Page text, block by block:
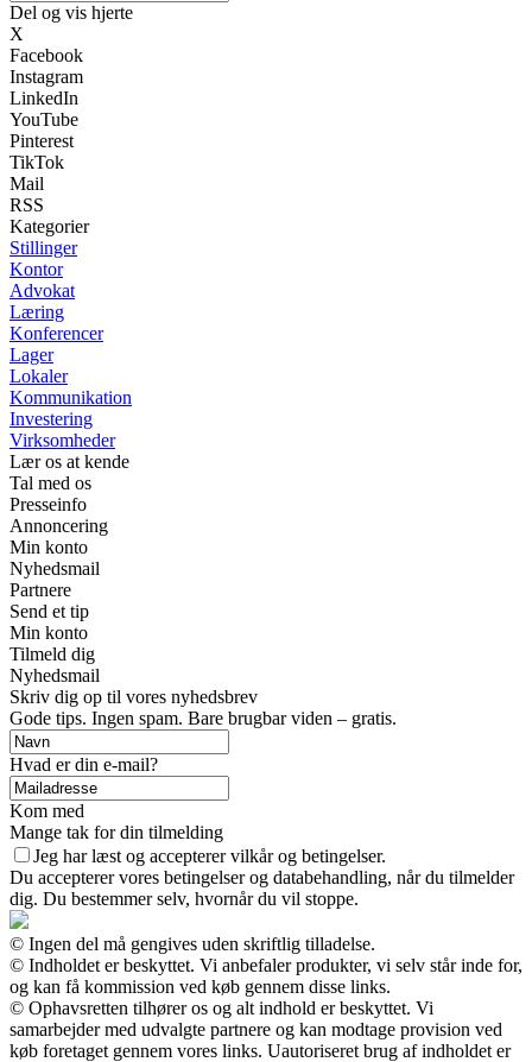
Del og vis hjerte
X
Facebook
Instagram
LinkedIn
YouTube
Pinterest
TikTok
Mail
RSS
Kategorier
Stillinger
Kontor
Advokat
Læring
Konferencer
Lager
Lokaler
Kommunikation
Investering
Virksomheder
Lær os at kende
Tal med os
Presseinfo
Annoncering
Min konto
Nyhedsmail
Partnere
Send et tip
Min konto
Tilmeld dig
Nyhedsmail
Skriv dig op til vores nyhedsbrev
Gode tips. Ingen spam. Bare brugbar viden – gratis.
Hvad er din e-mail?
Kom med
Mange tak for din tilmelding
Jeg har læst og accepterer vilkår og betingelser.
Du accepterer vores betingelser og databehandling, når du tilmelder
dig. Du bestemmer selv, hvornår du vil stoppe.
© Ingen del må gengives uden skriftlig tilladelse.
© Indholdet er beskyttet. Vi anbefaler produkter, vi selv står inde for,
og kan få kommission ved køb gennem disse links.
© Ophavsretten tilhører os og alt indhold er beskyttet. Vi
samarbejder med udvalgte partnere og kan modtage provision ved
køb foretaget gennem vores links. Uautoriseret brug af indholdet er